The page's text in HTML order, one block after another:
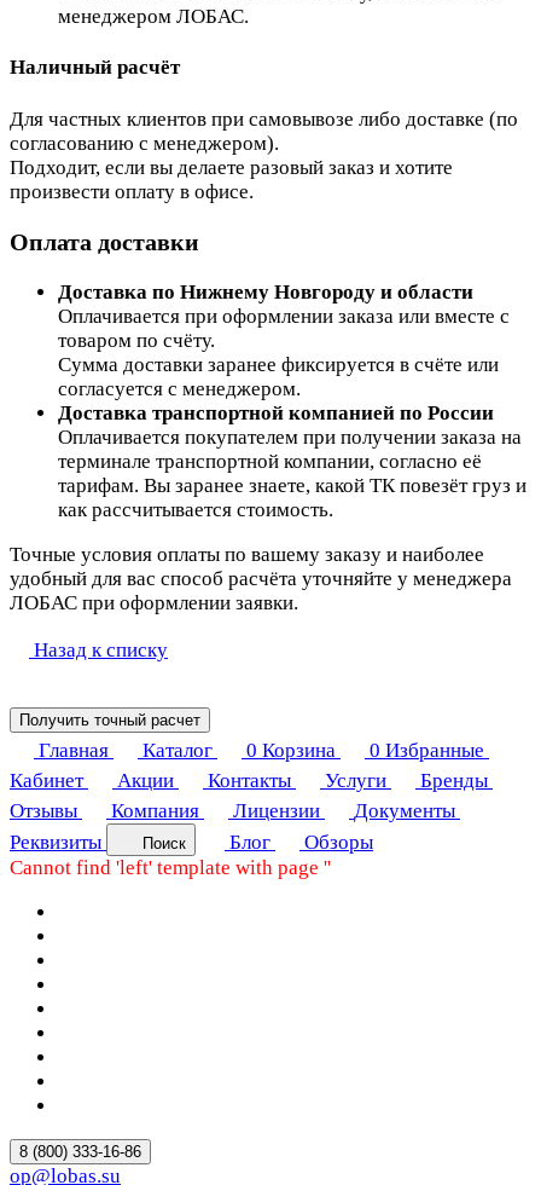
менеджером ЛОБАС.
Наличный расчёт
Для частных клиентов при самовывозе либо доставке (по
согласованию с менеджером).
Подходит, если вы делаете разовый заказ и хотите
произвести оплату в офисе.
Оплата доставки
Доставка по Нижнему Новгороду и области
Оплачивается при оформлении заказа или вместе с
товаром по счёту.
Сумма доставки заранее фиксируется в счёте или
согласуется с менеджером.
Доставка транспортной компанией по России
Оплачивается покупателем при получении заказа на
терминале транспортной компании, согласно её
тарифам. Вы заранее знаете, какой ТК повезёт груз и
как рассчитывается стоимость.
Точные условия оплаты по вашему заказу и наиболее
удобный для вас способ расчёта уточняйте у менеджера
ЛОБАС при оформлении заявки.
Назад к списку
Получить точный расчет
Главная Каталог 0 Корзина 0 Избранные
Кабинет
Акции Контакты Услуги
Бренды
Отзывы
Компания Лицензии
Документы
Реквизиты
Поиск Блог
Обзоры
Cannot find 'left' template with page ''
8 (800) 333-16-86
op@lobas.su